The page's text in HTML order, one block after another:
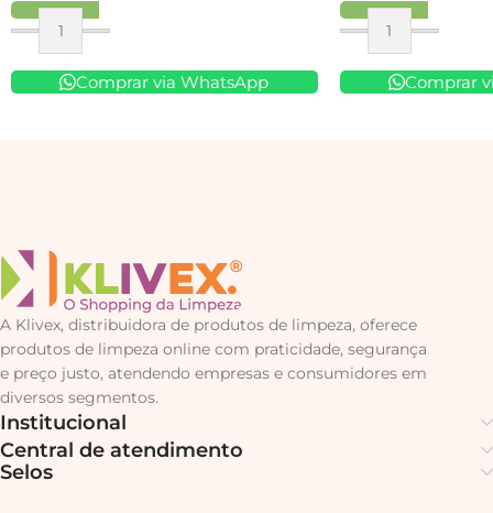
Comprar via WhatsApp Comprar
A Klivex, distribuidora de produtos de limpeza, oferece
produtos de limpeza online com praticidade, segurança
e preço justo, atendendo empresas e consumidores em
diversos segmentos.
Institucional
Central de atendimento
Selos